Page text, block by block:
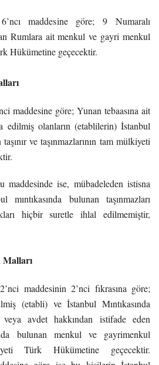
maddesine göre; 9 Numaralı
Rumlara ait menkul ve gayri menkul
Hükümetine geçecektir.
maddesine göre; Yunan tebaasına ait
edilmiş olanların (etablilerin) İstanbul
taşınır ve taşınmazlarının tam mülkiyeti
maddesinde ise, mübadeleden istisna
mıntıkasında bulunan taşınmazları
hiçbir suretle ihlal edilmemiştir,
maddesinin 2’nci fıkrasına göre;
(etabli) ve İstanbul Mıntıkasında
avdet hakkından istifade eden
bulunan menkul ve gayrimenkul
Türk Hükümetine geçecektir.